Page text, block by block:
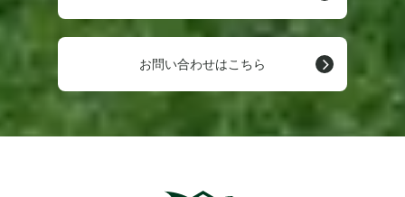
お問い合わせはこちら